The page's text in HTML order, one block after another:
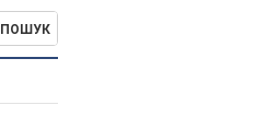
ПОШУК